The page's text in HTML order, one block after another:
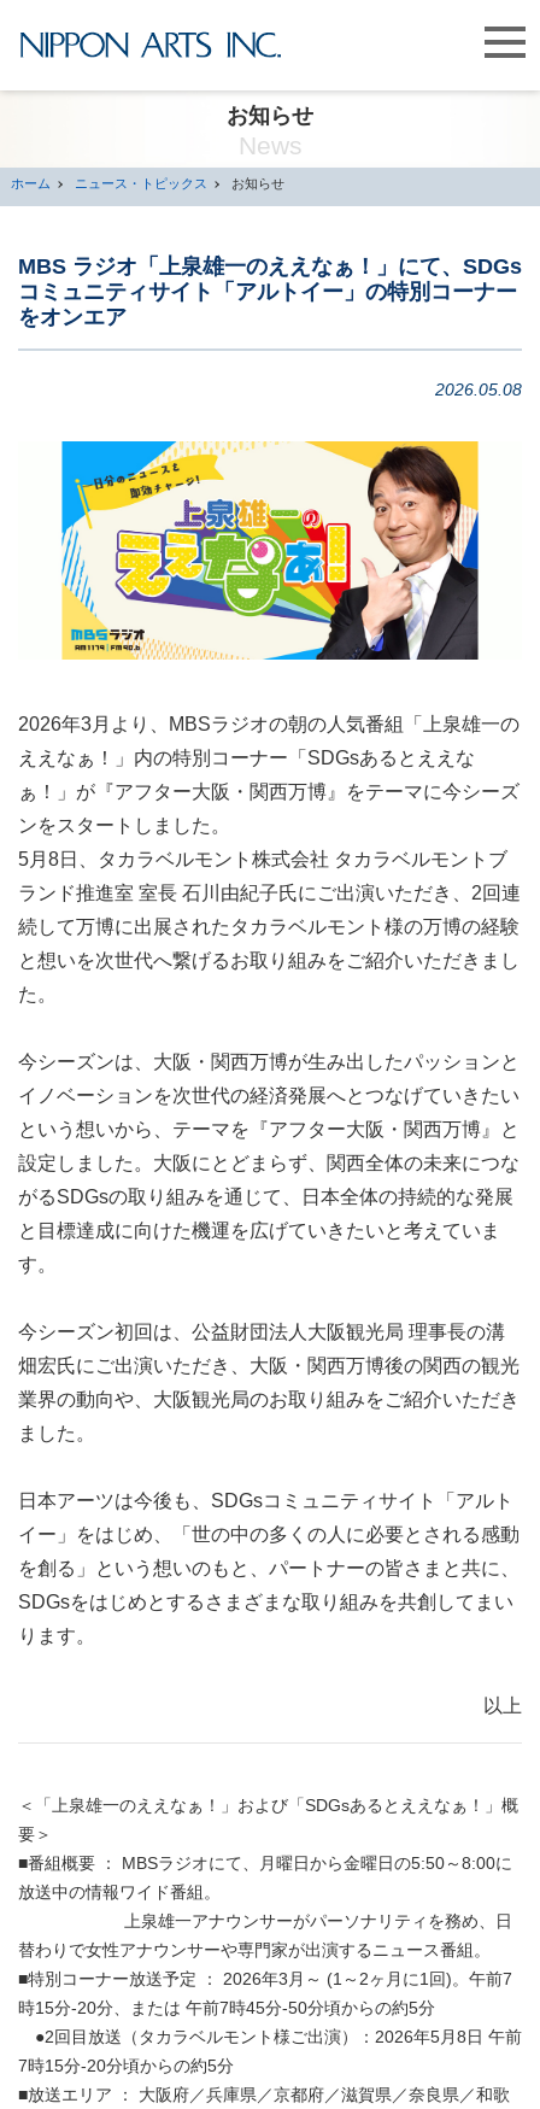
お知らせ
News
ホーム ニュース・トピックス お知らせ
MBS ラジオ「上泉雄一のええなぁ！」にて、 SDGs
コミュニティサイト「アルトイー」の特別コーナー
をオンエア
2026.05.08
2026年3月より、MBSラジオの朝の人気番組「上泉雄一の
ええなぁ！」内の特別コーナー「SDGsあるとええな
ぁ！」が『アフター大阪・関西万博』をテーマに今シーズ
ンをスタートしました。
5月8日、タカラベルモント株式会社 タカラベルモントブ
ランド推進室 室長 石川由紀子氏にご出演いただき、2回連
続して万博に出展されたタカラベルモント様の万博の経験
と想いを次世代へ繋げるお取り組みをご紹介いただきまし
た。
今シーズンは、大阪・関西万博が生み出したパッションと
イノベーションを次世代の経済発展へとつなげていきたい
という想いから、テーマを『アフター大阪・関西万博』と
設定しました。大阪にとどまらず、関西全体の未来につな
がるSDGsの取り組みを通じて、日本全体の持続的な発展
と目標達成に向けた機運を広げていきたいと考えていま
す。
今シーズン初回は、公益財団法人大阪観光局 理事長の溝
畑宏氏にご出演いただき、大阪・関西万博後の関西の観光
業界の動向や、大阪観光局のお取り組みをご紹介いただき
ました。
日本アーツは今後も、SDGsコミュニティサイト「アルト
イー」をはじめ、「世の中の多くの人に必要とされる感動
を創る」という想いのもと、パートナーの皆さまと共に、
SDGsをはじめとするさまざまな取り組みを共創してまい
ります。
以上
＜「上泉雄一のええなぁ！」および「SDGsあるとええなぁ！」概
要＞
■番組概要 ： MBSラジオにて、月曜日から金曜日の5:50～8:00に
放送中の情報ワイド番組。
上泉雄一アナウンサーがパーソナリティを務め、日
替わりで女性アナウンサーや専門家が出演するニュース番組。
■特別コーナー放送予定 ： 2026年3月～ (1～2ヶ月に1回)。午前7
時15分-20分、または 午前7時45分-50分頃からの約5分
●2回目放送（タカラベルモント様ご出演）：2026年5月8日 午前
7時15分-20分頃からの約5分
■放送エリア ： 大阪府／兵庫県／京都府／滋賀県／奈良県／和歌